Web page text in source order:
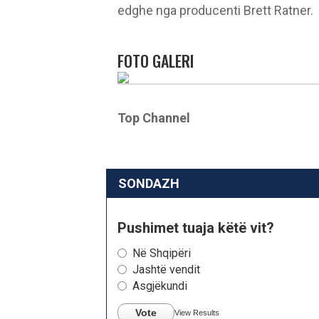
edghe nga producenti Brett Ratner.
FOTO GALERI
Top Channel
SONDAZH
Pushimet tuaja këtë vit?
Në Shqipëri
Jashtë vendit
Asgjëkundi
Vote View Results